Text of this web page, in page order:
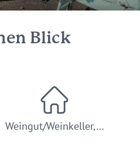
© Weingut Moselhaupt
Blick
Weingut/Weinkeller,…